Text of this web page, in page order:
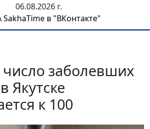
06.08.2026 г.
SakhaTime в "ВКонтакте"
заболевших
Якутске
к 100